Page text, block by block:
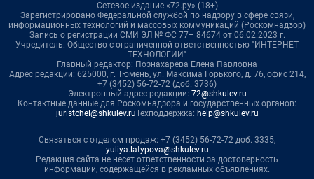
Сетевое издание «72.ру» (18+)
Зарегистрировано Федеральной службой по надзору в сфере связи,
информационных технологий и массовых коммуникаций (Роскомнадзор)
Запись о регистрации СМИ ЭЛ № ФС 77– 84674 от 06.02.2023 г.
Учредитель: Общество с ограниченной ответственностью "ИНТЕРНЕТ
ТЕХНОЛОГИИ"
Главный редактор: Познахарева Елена Павловна
Адрес редакции: 625000, г. Тюмень, ул. Максима Горького, д. 76, офис 214,
+7 (3452) 56-72-72 (доб. 3736)
Электронный адрес редакции: 72@shkulev.ru
Контактные данные для Роскомнадзора и государственных органов:
juristchel@shkulev.ruТехподдержка: help@shkulev.ru
Связаться с отделом продаж: +7 (3452) 56-72-72 доб. 3335,
yuliya.latypova@shkulev.ru
Редакция сайта не несет ответственности за достоверность
информации, содержащейся в рекламных объявлениях.